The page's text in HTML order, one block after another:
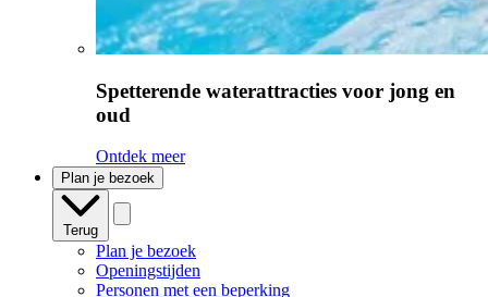
Spetterende waterattracties voor jong en
oud
Ontdek meer
Plan je bezoek
Terug
Plan je bezoek
Openingstijden
Personen met een beperking